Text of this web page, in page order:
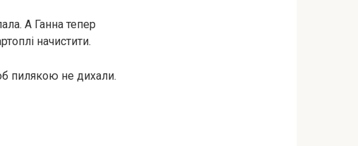
А Ганна тепер
начистити.
пилякою не дихали.